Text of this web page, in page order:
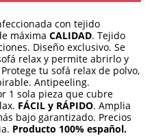
con tejido
máxima CALIDAD. Tejido
Diseño exclusivo. Se
relax y permite abrirlo y
tu sofá relax de polvo,
Antipeeling.
1 sola pieza que cubre
FÁCIL y RÁPIDO. Amplia
bajo garantizado. Precios
Producto 100% español.